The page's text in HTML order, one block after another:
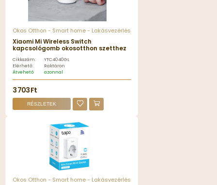
Okos Otthon - Smart home - Lakásvezérlés
Xiaomi Mi Wireless Switch
kapcsológomb okosotthon szetthez
Cikkszám:
YTC4040GL
Elérhető:
Raktáron
Átvehető
azonnal
3 703 Ft
RÉSZLETEK
Okos Otthon - Smart home - Lakásvezérlés